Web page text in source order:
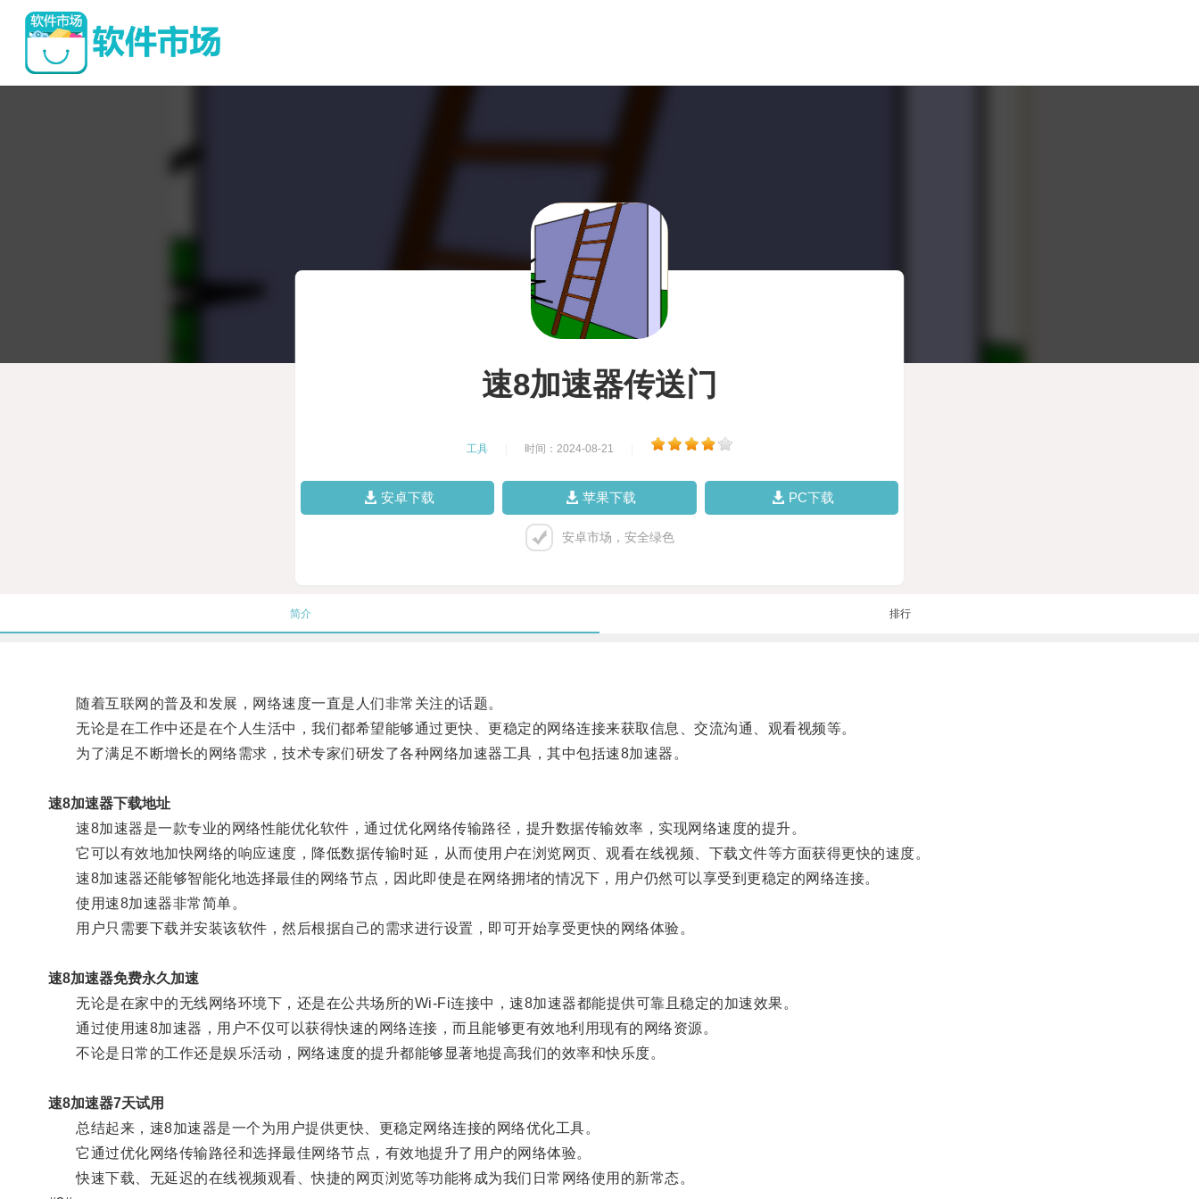
速8加速器传送门
工具 时间：2024-08-21
安卓下载 苹果下载 PC下载
安卓市场，安全绿色
简介 排行
随着互联网的普及和发展，网络速度一直是人们非常关注的话题。
无论是在工作中还是在个人生活中，我们都希望能够通过更快、更稳定的网络连接来获取信息、交流沟通、观看视频等。
为了满足不断增长的网络需求，技术专家们研发了各种网络加速器工具，其中包括速8加速器。
速8加速器下载地址
速8加速器是一款专业的网络性能优化软件，通过优化网络传输路径，提升数据传输效率，实现网络速度的提升。
它可以有效地加快网络的响应速度，降低数据传输时延，从而使用户在浏览网页、观看在线视频、下载文件等方面获得更快的速度。
速8加速器还能够智能化地选择最佳的网络节点，因此即使是在网络拥堵的情况下，用户仍然可以享受到更稳定的网络连接。
使用速8加速器非常简单。
用户只需要下载并安装该软件，然后根据自己的需求进行设置，即可开始享受更快的网络体验。
速8加速器免费永久加速
无论是在家中的无线网络环境下，还是在公共场所的Wi-Fi连接中，速8加速器都能提供可靠且稳定的加速效果。
通过使用速8加速器，用户不仅可以获得快速的网络连接，而且能够更有效地利用现有的网络资源。
不论是日常的工作还是娱乐活动，网络速度的提升都能够显著地提高我们的效率和快乐度。
速8加速器7天试用
总结起来，速8加速器是一个为用户提供更快、更稳定网络连接的网络优化工具。
它通过优化网络传输路径和选择最佳网络节点，有效地提升了用户的网络体验。
快速下载、无延迟的在线视频观看、快捷的网页浏览等功能将成为我们日常网络使用的新常态。